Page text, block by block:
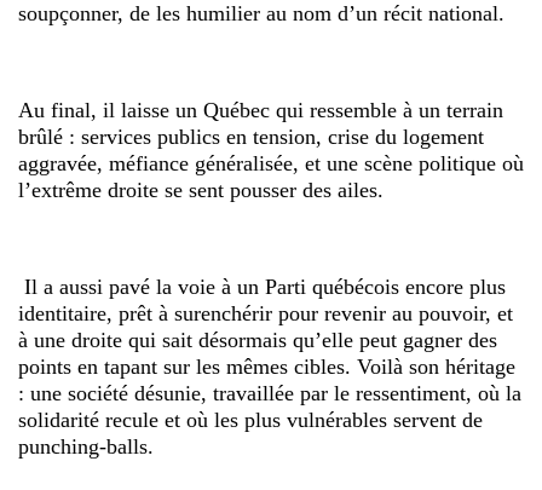
soupçonner, de les humilier au nom d’un récit national.
Au final, il laisse un Québec qui ressemble à un terrain
brûlé : services publics en tension, crise du logement
aggravée, méfiance généralisée, et une scène politique où
l’extrême droite se sent pousser des ailes.
Il a aussi pavé la voie à un Parti québécois encore plus
identitaire, prêt à surenchérir pour revenir au pouvoir, et
à une droite qui sait désormais qu’elle peut gagner des
points en tapant sur les mêmes cibles. Voilà son héritage
: une société désunie, travaillée par le ressentiment, où la
solidarité recule et où les plus vulnérables servent de
punching-balls.